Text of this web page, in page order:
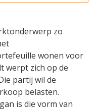
zo
wonen voor
werpt zich op de
partij wil de
belasten.
is die vorm van